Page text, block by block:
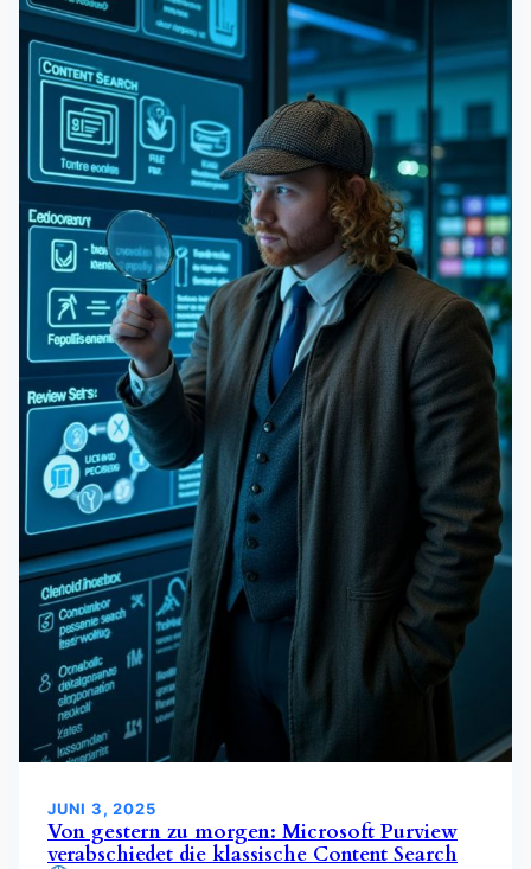
JUNI 3, 2025
Von gestern zu morgen: Microsoft Purview
verabschiedet die klassische Content Search